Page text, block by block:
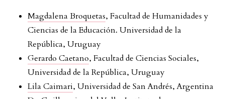
Magdalena Broquetas, Facultad de Humanidades y
Ciencias de la Educación. Universidad de la
República, Uruguay
Gerardo Caetano, Facultad de Ciencias Sociales,
Universidad de la República, Uruguay
Lila Caimari, Universidad de San Andrés, Argentina